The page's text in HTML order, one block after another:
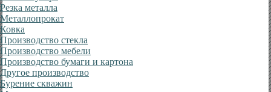
Резка металла
Металлопрокат
Ковка
Производство стекла
Производство мебели
Производство бумаги и картона
Другое производство
Бурение скважин